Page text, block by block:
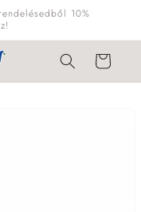
10%
Kosár